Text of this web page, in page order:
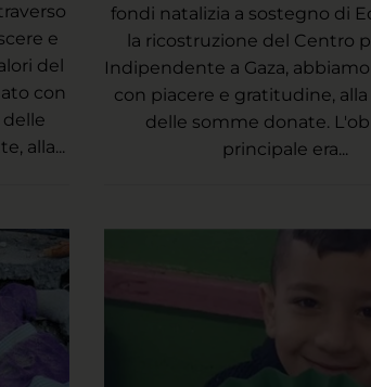
e
del
con
alla...
fondi natalizia a sostegno di
la ricostruzione del Centro
Indipendente a Gaza,
con piacere e gratitudine,
delle somme donate.
principale era...